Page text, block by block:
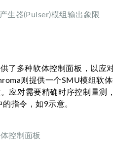
生器(Pulser)模组输出象限
了多种软体控制面板，以
则提供一个SMU模组软
应对需要精确时序控制量
指令，如9示意。
控制面板